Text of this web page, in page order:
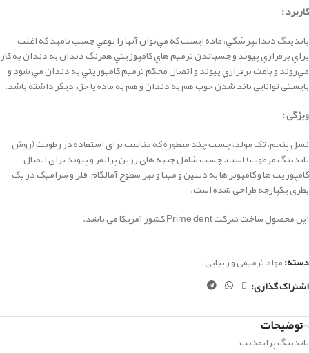
کاربرد :
باندينگ دندانپزشكي، ماده ايست كه مي‌توان آنها را نوعي چسب ناميد كه اغلب
براي برقراري پيوند و چسباندن ترميم هاي كامپوزيتي همرنگ دندان به دندان به كار
مي‌روند و باعث برقراري پيوند و اتصال محكم ترميم كامپوزيتي به دندان مي شود و
بايستي توانايي باند شدن خوب هم به دندان و هم به ماده يا جزء ديگر داشته باشد.
ویژگی :
نسل پنجم، تک مولد، چسب چند منظوره که مناسب برای استفاده در رطوبت (روش
باندینگ مرطوب) است.چسب شامل جنبه های رزین پرایمر و پیوندبرای اتصال
کامپوزیت ها و کامپوتر ها به دنتین و مینا و نیز سطوح آمالگام، فلز و سرامیکدر یک
بطری یکپارچه طراحی شده است.
این محصول ساخت شرکت Prime dent کشور آمریکا می باشد.
دسته:مواد ترمیمی و زیبایی
اشتراک گذاری:
توضیحات
باندینگ پرایمدنت